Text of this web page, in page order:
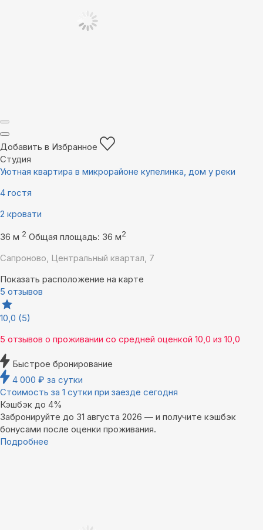
Добавить в Избранное
Студия
Уютная квартира в микрорайоне купелинка, дом у реки
4 гостя
2 кровати
36 м 2 Общая площадь: 36 м2
Сапроново, Центральный квартал, 7
Показать расположение на карте
5 отзывов
10,0 (5)
5 отзывов о проживании со средней оценкой 10,0 из 10,0
Быстрое бронирование
4 000 ₽ за сутки
Стоимость за 1 сутки при заезде сегодня
Кэшбэк до 4%
Забронируйте до 31 августа 2026 — и получите кэшбэк
бонусами после оценки проживания.
Подробнее